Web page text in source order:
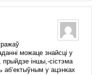
можаце знайсці у
прыйдзе іншы,-сістэма
аб’ектыўным у ацэнках